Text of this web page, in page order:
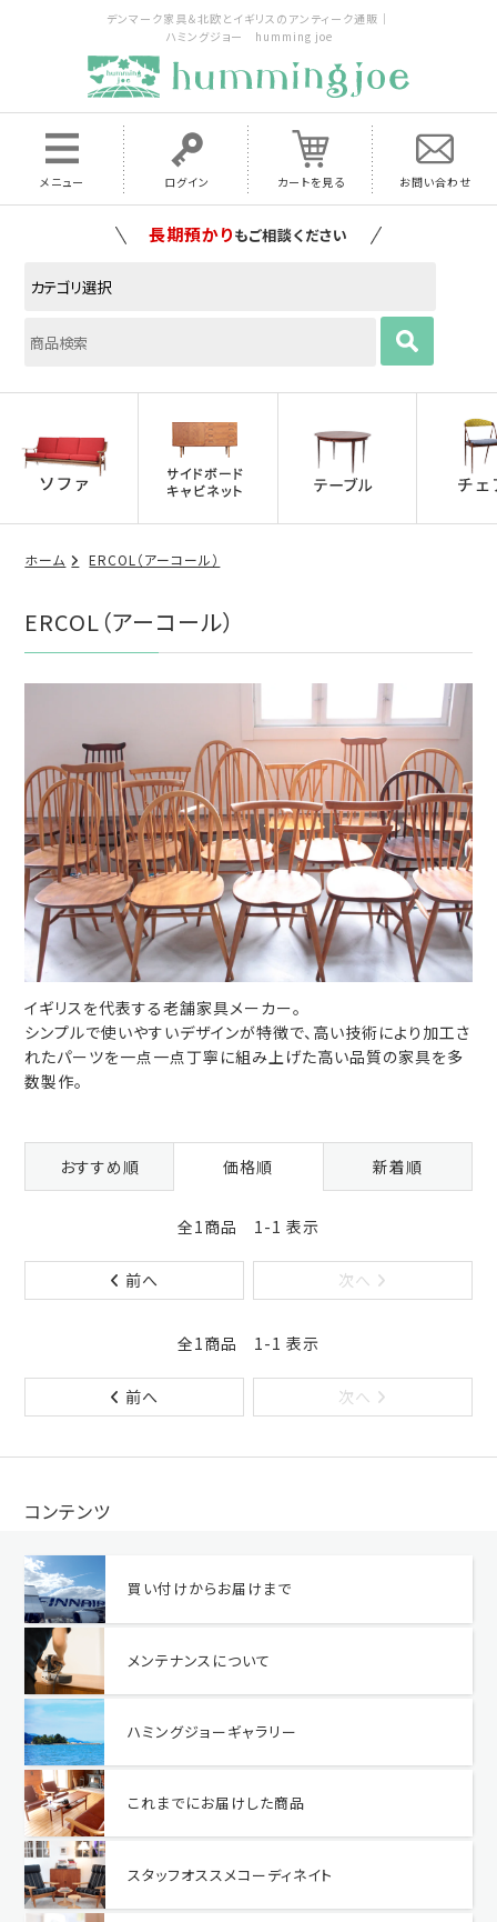
デンマーク家具＆北欧とイギリスのアンティーク通販｜
ハミングジョー humming joe
メニュー ログイン カートを見る お問い合わせ
長期預かりもご相談ください
ホーム ERCOL（アーコール）
ERCOL（アーコール）
イギリスを代表する老舗家具メーカー。
シンプルで使いやすいデザインが特徴で、高い技術により加工さ
れたパーツを一点一点丁寧に組み上げた高い品質の家具を多
数製作。
おすすめ順 価格順 新着順
全1商品 1-1 表示
前へ 次へ
全1商品 1-1 表示
前へ 次へ
コンテンツ
買い付けからお届けまで
メンテナンスについて
ハミングジョーギャラリー
これまでにお届けした商品
スタッフオススメコーディネイト